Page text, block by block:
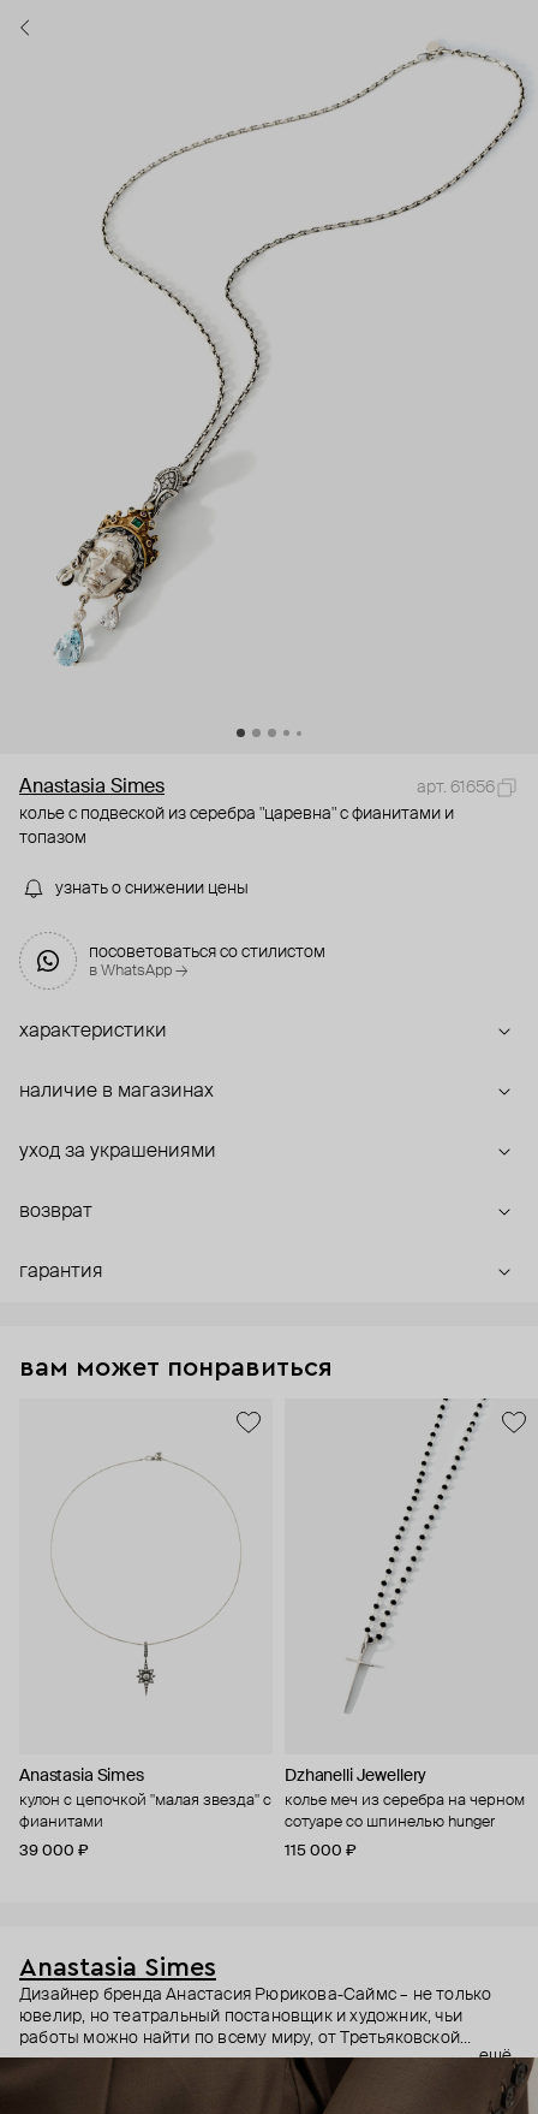
Anastasia Simes
арт. 61656
колье с подвеской из серебра "царевна" с фианитами и
топазом
узнать о снижении цены
посоветоваться со стилистом
в WhatsApp →
характеристики
наличие в магазинах
уход за украшениями
возврат
гарантия
вам может понравиться
Anastasia Simes
кулон с цепочкой "малая звезда" с
фианитами
39 000 ₽
Dzhanelli Jewellery
колье меч из серебра на черном
сотуаре со шпинелью hunger
115 000 ₽
Anastasia Simes
Дизайнер бренда Анастасия Рюрикова-Саймс – не только
ювелир, но театральный постановщик и художник, чьи
работы можно найти по всему миру, от Третьяковской
галереи до выставок в США и Гонконге. Она вдохновляется
разными культурами, эпохами и символами. Причем
символы – неочевидные: например, кулоны с руками, чье
ещё